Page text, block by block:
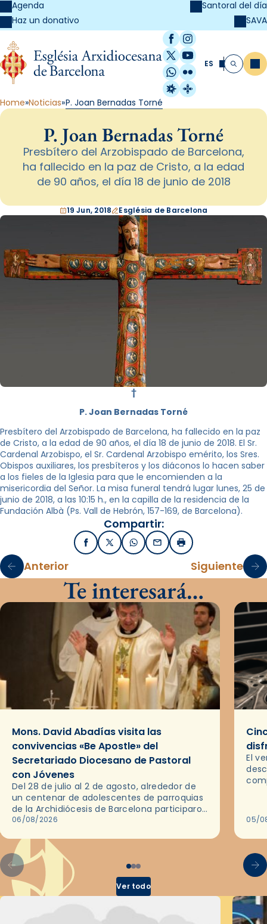
Agenda
Haz un donativo
Santoral del día
SAVA
Facebook
Instagram
X / Twitter
YouTube
WhatsApp
Flickr
Radio Estel
Catalunya
ES Buscar
Home Noticias P. Joan Bernadas Torné
P. Joan Bernadas Torné
Presbítero del Arzobispado de Barcelona,
ha fallecido en la paz de Cristo, a la edad
de 90 años, el día 18 de junio de 2018
19 Jun, 2018 Església de Barcelona
†
P. Joan Bernadas Torné
Presbítero del Arzobispado de Barcelona, ha fallecido en la paz
de Cristo, a la edad de 90 años, el día 18 de junio de 2018. El Sr.
Cardenal Arzobispo, el Sr. Cardenal Arzobispo emérito, los Sres.
Obispos auxiliares, los presbíteros y los diáconos lo hacen saber
a los fieles de la Iglesia para que le encomienden a la
misericordia del Señor. La misa funeral tendrá lugar lunes, 25 de
junio de 2018, a las 10:15 h., en la capilla de la residencia de la
Fundación Albà (Ps. Vall de Hebrón, 157-169, de Barcelona).
Compartir:
FacebookX / TwitterWhatsApp
EmailImprimir
Anterior Siguiente
Te interesará…
Mons. David Abadías visita las
convivencias «Be Apostle» del
Secretariado Diocesano de Pastoral
con Jóvenes
Del 28 de julio al 2 de agosto, alrededor de
un centenar de adolescentes de parroquias
de la Archidiócesis de Barcelona participaron
en las convivencias Be Apostle, organizadas
06/08/2026
El
05/
Ver todo